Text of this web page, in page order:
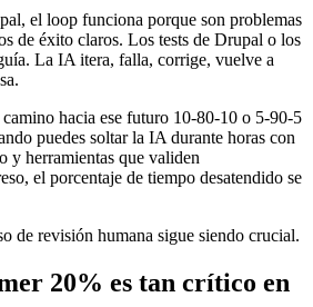
el loop funciona porque son problemas
de éxito claros. Los tests de Drupal o los
La IA itera, falla, corrige, vuelve a
hacia ese futuro 10-80-10 o 5-90-5
puedes soltar la IA durante horas con
y herramientas que validen
el porcentaje de tiempo desatendido se
de revisión humana sigue siendo crucial.
20% es tan crítico en